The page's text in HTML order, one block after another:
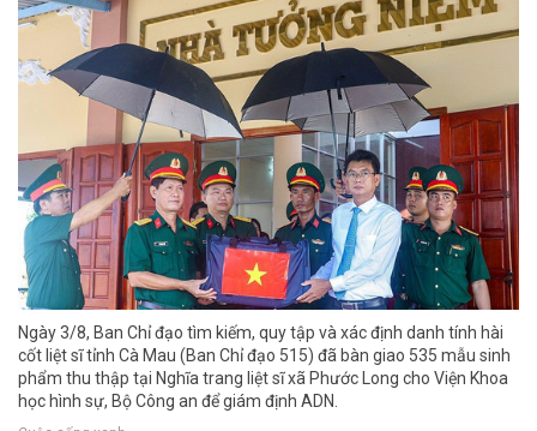
Ngày 3/8, Ban Chỉ đạo tìm kiếm, quy tập và xác định danh tính hài
cốt liệt sĩ tỉnh Cà Mau (Ban Chỉ đạo 515) đã bàn giao 535 mẫu sinh
phẩm thu thập tại Nghĩa trang liệt sĩ xã Phước Long cho Viện Khoa
học hình sự, Bộ Công an để giám định ADN.